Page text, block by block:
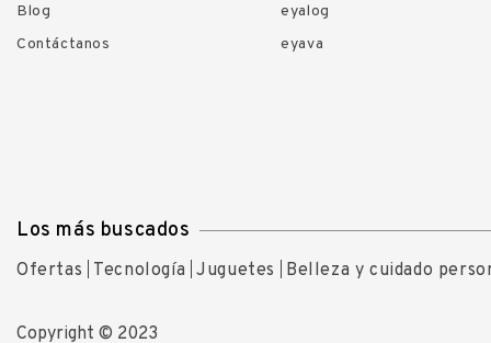
Blog
Contáctanos
eyalog
eyava
Los más buscados
Ofertas Tecnología Juguetes Belleza y cuidado
Copyright © 2023